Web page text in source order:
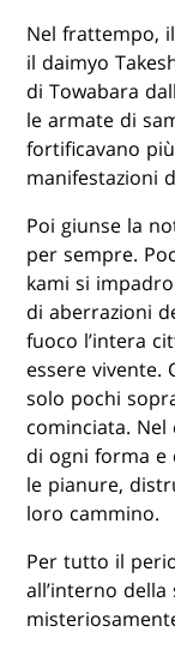
Nel frattempo,
il daimyo
di Towabara
le armate di
fortificavano
manifestazioni
Poi giunse la
per sempre.
kami si
di aberrazioni
fuoco l’intera
essere vivente.
solo pochi
cominciata. Nel
di ogni forma e
le pianure,
loro cammino.
Per tutto il
all’interno